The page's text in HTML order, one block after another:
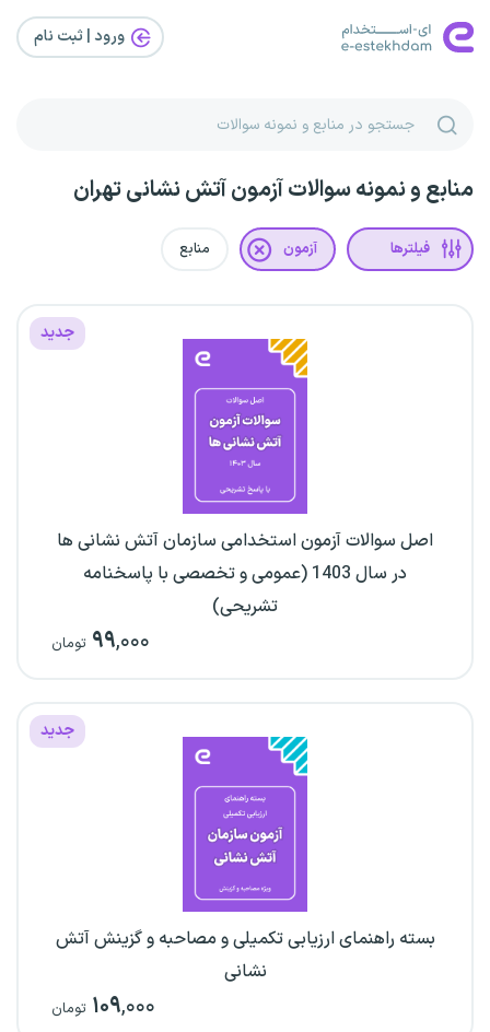
ورود | ثبت‌ نام
منابع و نمونه سوالات آزمون آتش نشانی تهران
فیلترها آزمون منابع
جدید
اصل سوالات آزمون استخدامی سازمان آتش نشانی ها
در سال 1403 (عمومی و تخصصی با پاسخنامه
تشریحی)
۹۹,۰۰۰ تومان
جدید
بسته راهنمای ارزیابی تکمیلی و مصاحبه و گزینش آتش
نشانی
۱۰۹,۰۰۰ تومان